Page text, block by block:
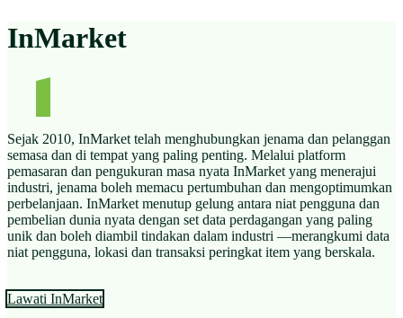
InMarket
Sejak 2010, InMarket telah menghubungkan jenama dan pelanggan
semasa dan di tempat yang paling penting. Melalui platform
pemasaran dan pengukuran masa nyata InMarket yang menerajui
industri, jenama boleh memacu pertumbuhan dan mengoptimumkan
perbelanjaan. InMarket menutup gelung antara niat pengguna dan
pembelian dunia nyata dengan set data perdagangan yang paling
unik dan boleh diambil tindakan dalam industri —merangkumi data
niat pengguna, lokasi dan transaksi peringkat item yang berskala.
Lawati InMarket